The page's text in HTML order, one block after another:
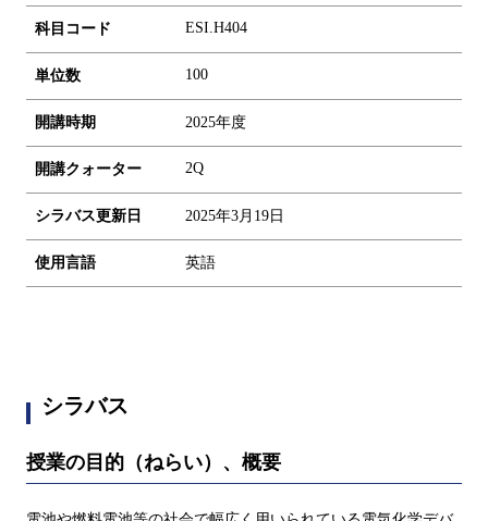
科目コード ESI.H404
単位数 100
開講時期 2025年度
開講クォーター 2Q
シラバス更新日 2025年3月19日
使用言語 英語
シラバス
授業の目的（ねらい）、概要